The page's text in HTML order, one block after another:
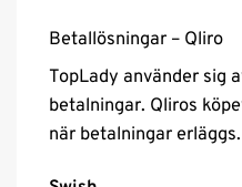
Betallösningar – Qliro
TopLady använder sig
betalningar. Qliros
när betalningar erläggs.